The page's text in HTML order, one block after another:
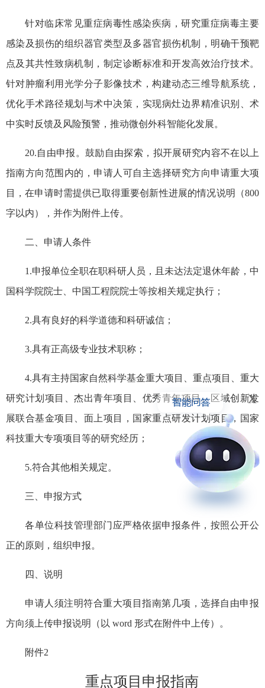
针对临床常见重症病毒性感染疾病，研究重症病毒主要
感染及损伤的组织器官类型及多器官损伤机制，明确干预靶
点及其共性致病机制，制定诊断标准和开发高效治疗技术。
针对肿瘤利用光学分子影像技术，构建动态三维导航系统，
优化手术路径规划与术中决策，实现病灶边界精准识别、术
中实时反馈及风险预警，推动微创外科智能化发展。
20.自由申报。鼓励自由探索，拟开展研究内容不在以上
指南方向范围内的，申请人可自主选择研究方向申请重大项
目，在申请时需提供已取得重要创新性进展的情况说明（800
字以内），并作为附件上传。
二、申请人条件
1.申报单位全职在职科研人员，且未达法定退休年龄，中
国科学院院士、中国工程院院士等按相关规定执行；
2.具有良好的科学道德和科研诚信；
3.具有正高级专业技术职称；
4.具有主持国家自然科学基金重大项目、重点项目、重大
研究计划项目、杰出青年项目、优秀青年项目、区域创新发
展联合基金项目、面上项目，国家重点研发计划项目，国家
科技重大专项项目等的研究经历；
5.符合其他相关规定。
三、申报方式
各单位科技管理部门应严格依据申报条件，按照公开公
正的原则，组织申报。
四、说明
申请人须注明符合重大项目指南第几项，选择自由申报
方向须上传申报说明（以 word 形式在附件中上传）。
附件2
重点项目申报指南
x